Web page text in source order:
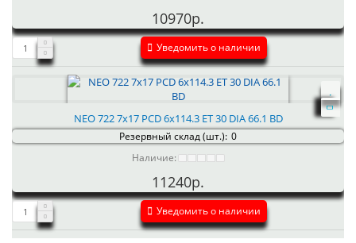
10970р.
Уведомить о наличии
NEO 722 7x17 PCD 6x114.3 ET 30 DIA 66.1 BD
Резервный склад (шт.): 0
Наличие:
11240р.
Уведомить о наличии